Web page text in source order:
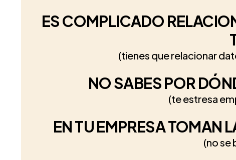
ES COMPLICADO
(tienes que relacionar
NO SABES POR
(te estresa
EN TU EMPRESA TOMAN
(no se